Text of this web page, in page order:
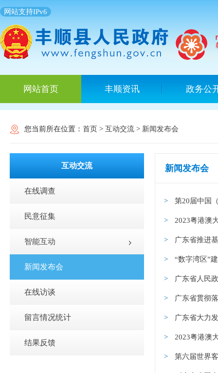
网站支持IPv6
网站首页 丰顺资讯 政务公
您当前所在位置： 首页 > 互动交流 > 新闻发布会
互动交流
在线调查
民意征集
智能互动
新闻发布会
在线访谈
留言情况统计
结果反馈
新闻发布会
第20届中国
2023粤港澳
广东省推进
“数字湾区”
广东省人民政
广东省贯彻
广东省大力
2023粤港澳
第六届世界